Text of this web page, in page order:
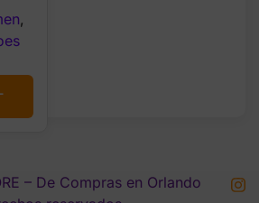
,
– De Compras en Orlando